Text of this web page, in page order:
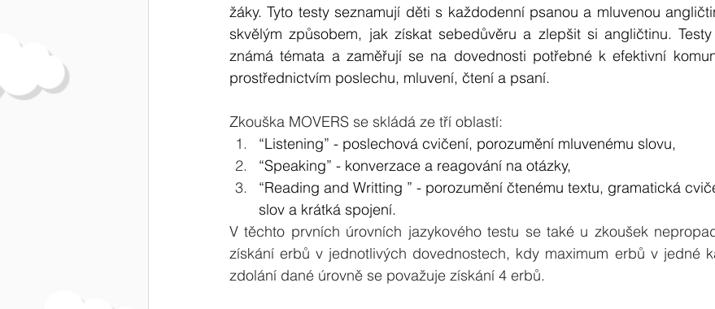
žáky. Tyto testy seznamují děti s každodenní psanou a mluvenou
skvělým způsobem, jak získat sebedůvěru a zlepšit si angličtinu.
známá témata a zaměřují se na dovednosti potřebné k efektivní
prostřednictvím poslechu, mluvení, čtení a psaní.
Zkouška MOVERS se skládá ze tří oblastí:
“Listening” - poslechová cvičení, porozumění mluvenému slovu,
“Speaking” - konverzace a reagování na otázky,
“Reading and Writting ” - porozumění čtenému textu, gramatická
slov a krátká spojení.
V těchto prvních úrovních jazykového testu se také u zkoušek
získání erbů v jednotlivých dovednostech, kdy maximum erbů v jedné
zdolání dané úrovně se považuje získání 4 erbů.